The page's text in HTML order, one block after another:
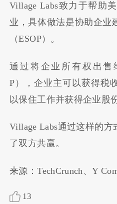
Village Labs致力于帮助
业，具体做法是协助企业
（ESOP）。
通过将企业所有权出售
P），企业主可以获得税
以保住工作并获得企业股份
Village Labs通过这样的
了双方共赢。
来源：TechCrunch、Y
13